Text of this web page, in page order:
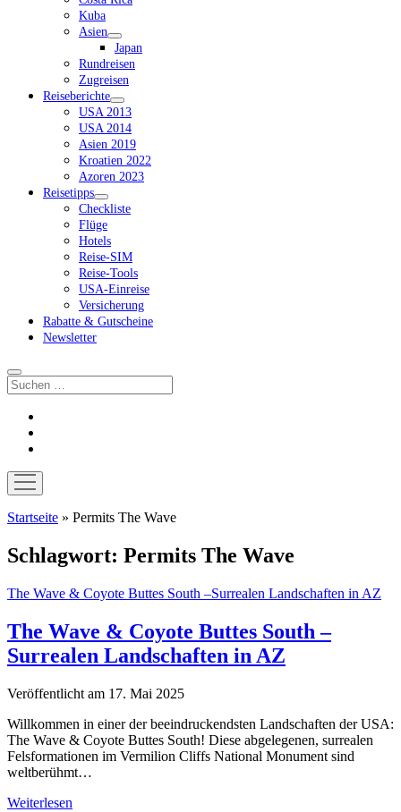
Kuba
Asien
Dropdown-
Menü
öffnen
Japan
Rundreisen
Zugreisen
Reiseberichte
Dropdown-
Menü
öffnen
USA 2013
USA 2014
Asien 2019
Kroatien 2022
Azoren 2023
Reisetipps
Dropdown-
Menü
öffnen
Checkliste
Flüge
Hotels
Reise-SIM
Reise-Tools
USA-Einreise
Versicherung
Rabatte & Gutscheine
Newsletter
Suchen
Menü
öffnen
Startseite » Permits The Wave
Schlagwort: Permits The Wave
The Wave & Coyote Buttes South –Surrealen Landschaften in AZ
The Wave & Coyote Buttes South –
Surrealen Landschaften in AZ
Veröffentlicht am 17. Mai 2025
Willkommen in einer der beeindruckendsten Landschaften der USA:
The Wave & Coyote Buttes South! Diese abgelegenen, surrealen
Felsformationen im Vermilion Cliffs National Monument sind
weltberühmt…
Weiterlesen